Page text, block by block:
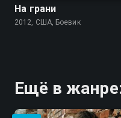
На грани
2012, США, Боевик
Ещё в